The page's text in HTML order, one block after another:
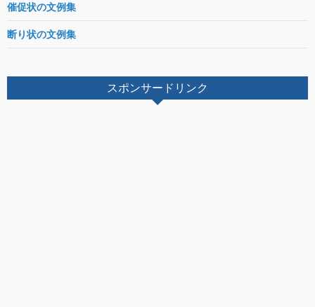
催促状の文例集
断り状の文例集
スポンサードリンク